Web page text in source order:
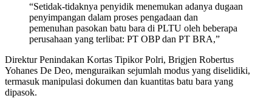
“Setidak-tidaknya penyidik menemukan adanya dugaan
penyimpangan dalam proses pengadaan dan
pemenuhan pasokan batu bara di PLTU oleh beberapa
perusahaan yang terlibat: PT OBP dan PT BRA,”
Direktur Penindakan Kortas Tipikor Polri, Brigjen Robertus
Yohanes De Deo, menguraikan sejumlah modus yang diselidiki,
termasuk manipulasi dokumen dan kuantitas batu bara yang
dipasok.